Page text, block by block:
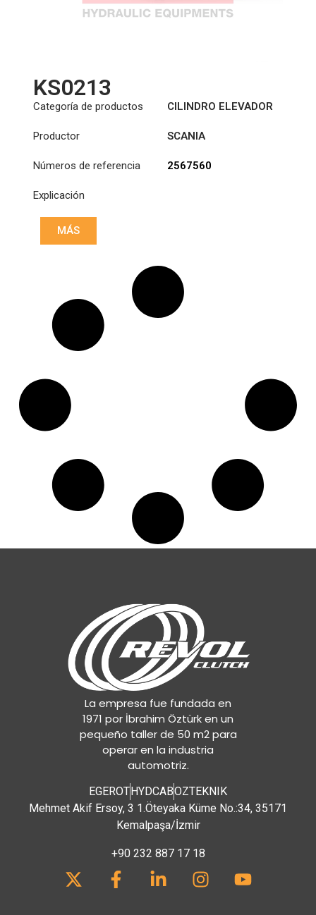
KS0213
Categoría de productos
CILINDRO ELEVADOR
Productor
SCANIA
Números de referencia 2567560
Explicación
MÁS
La empresa fue fundada en
1971 por İbrahim Öztürk en un
pequeño taller de 50 m2 para
operar en la industria
automotriz.
EGEROTHYDCABOZTEKNIK
Mehmet Akif Ersoy, 3 1.Öteyaka Küme No.:34, 35171
Kemalpaşa/İzmir
+90 232 887 17 18